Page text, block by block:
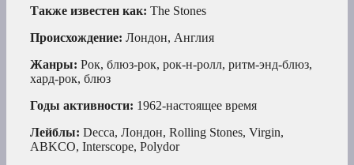
Также известен как: The Stones
Происхождение: Лондон, Англия
Жанры: Рок, блюз-рок, рок-н-ролл, ритм-энд-блюз,
хард-рок, блюз
Годы активности: 1962-настоящее время
Лейблы: Decca, Лондон, Rolling Stones, Virgin,
ABKCO, Interscope, Polydor